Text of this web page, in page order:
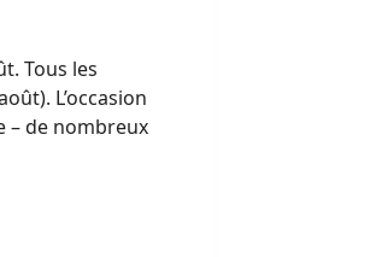
Tous les
L’occasion
– de nombreux